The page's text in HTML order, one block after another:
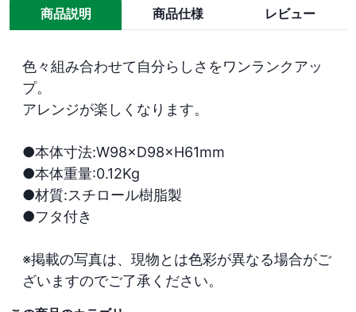
商品説明 商品仕様 レビュー
色々組み合わせて自分らしさをワンランクアッ
プ。
アレンジが楽しくなります。
●本体寸法:W98×D98×H61mm
●本体重量:0.12Kg
●材質:スチロール樹脂製
●フタ付き
※掲載の写真は、現物とは色彩が異なる場合がご
ざいますのでご了承ください。